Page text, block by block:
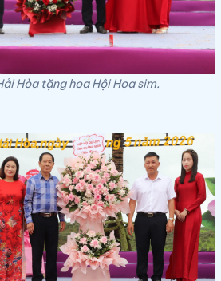
Hòa tặng hoa Hội Hoa sim.